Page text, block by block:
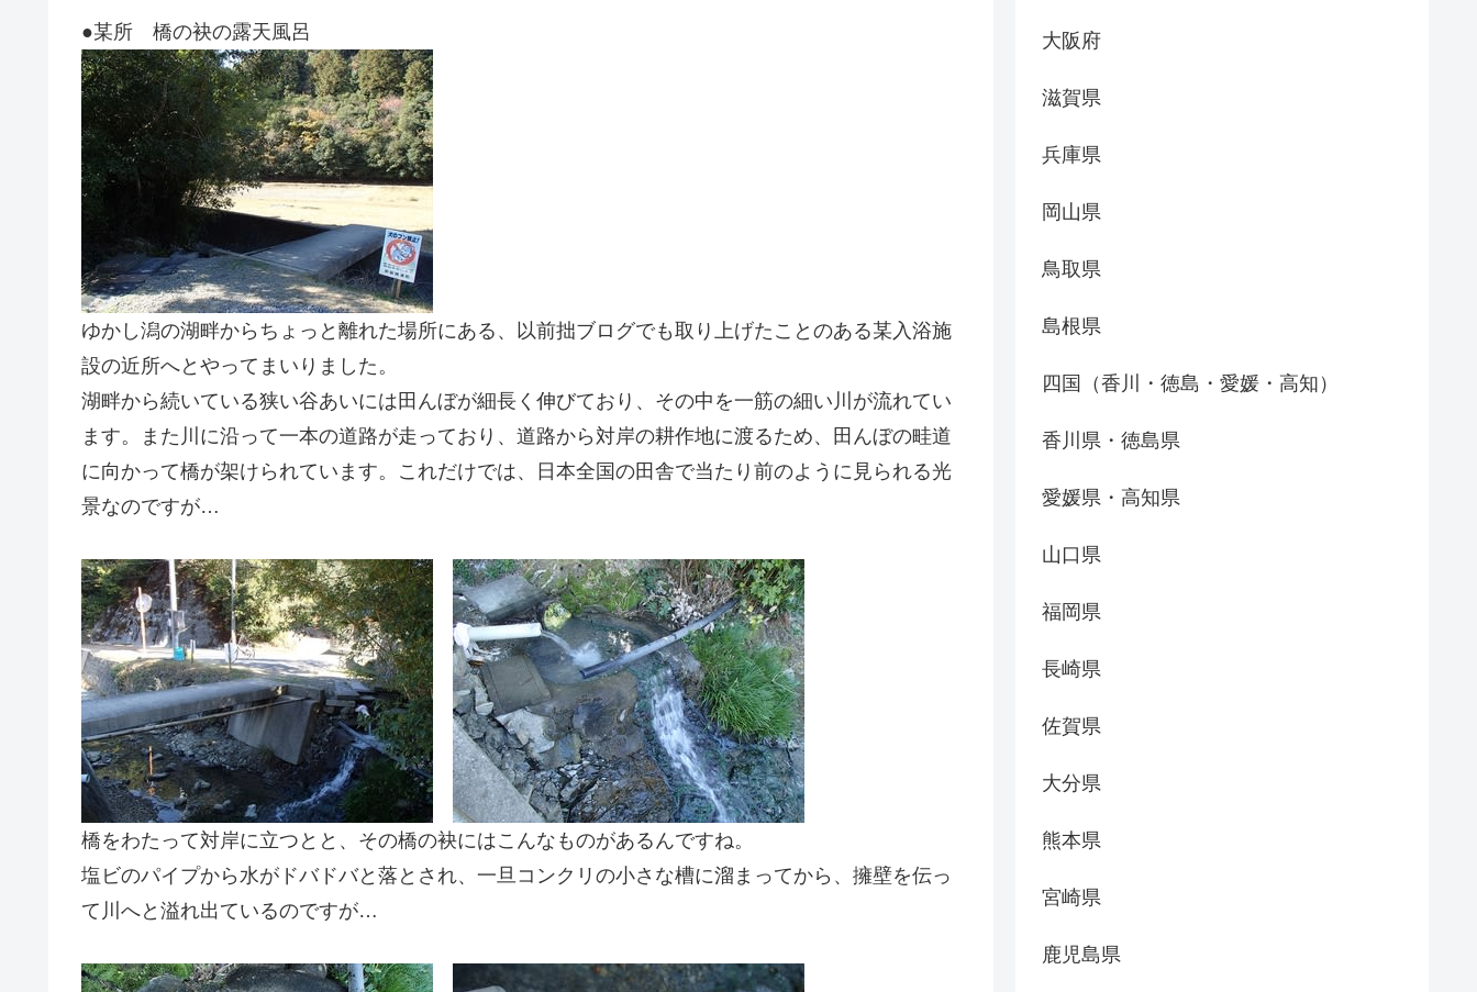
●某所 橋の袂の露天風呂
ゆかし潟の湖畔からちょっと離れた場所にある、以前拙ブログでも取り上げたことのある某入浴施
設の近所へとやってまいりました。
湖畔から続いている狭い谷あいには田んぼが細長く伸びており、その中を一筋の細い川が流れてい
ます。また川に沿って一本の道路が走っており、道路から対岸の耕作地に渡るため、田んぼの畦道
に向かって橋が架けられています。これだけでは、日本全国の田舎で当たり前のように見られる光
景なのですが…
橋をわたって対岸に立つとと、その橋の袂にはこんなものがあるんですね。
塩ビのパイプから水がドバドバと落とされ、一旦コンクリの小さな槽に溜まってから、擁壁を伝っ
て川へと溢れ出ているのですが…
大阪府
滋賀県
兵庫県
岡山県
鳥取県
島根県
四国（香川・徳島・愛媛・高知）
香川県・徳島県
愛媛県・高知県
山口県
福岡県
長崎県
佐賀県
大分県
熊本県
宮崎県
鹿児島県